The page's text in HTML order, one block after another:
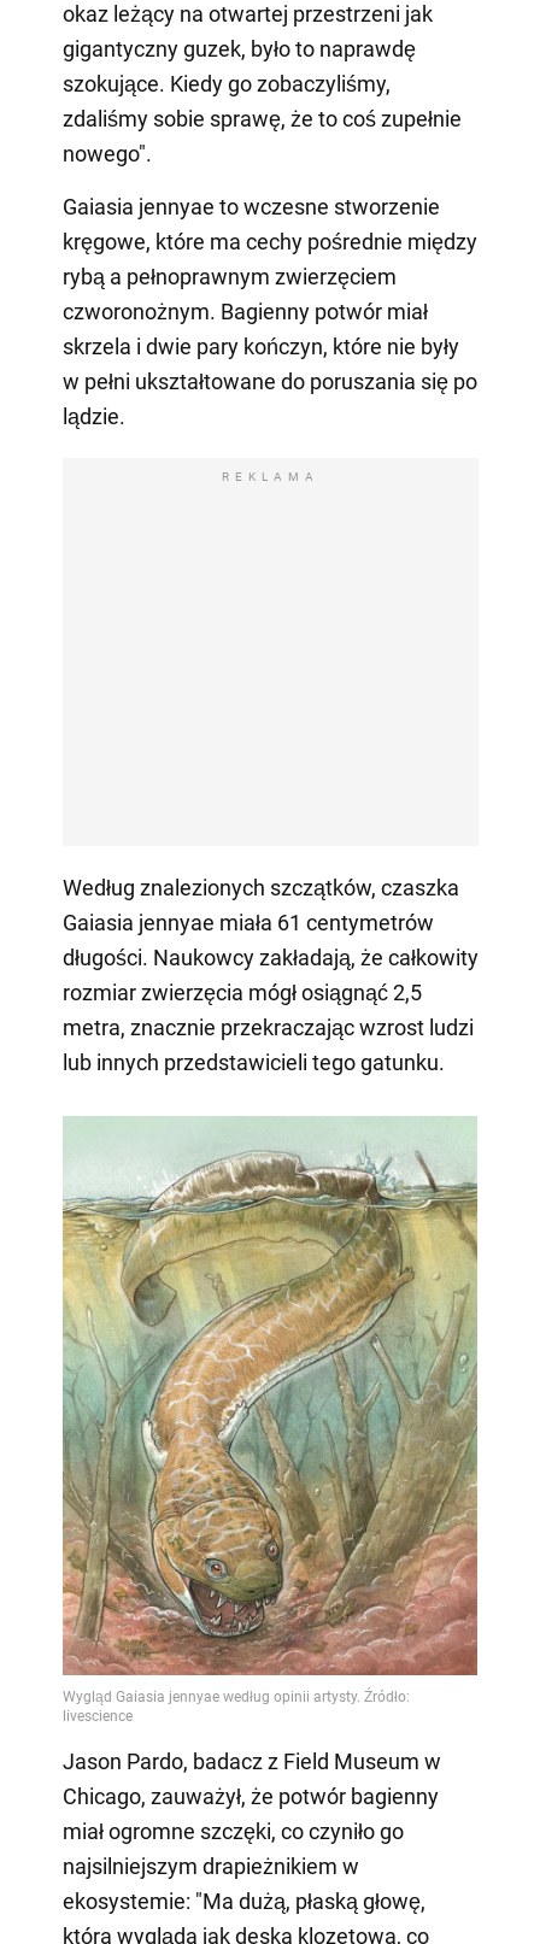
okaz leżący na otwartej przestrzeni jak
gigantyczny guzek, było to naprawdę
szokujące. Kiedy go zobaczyliśmy,
zdaliśmy sobie sprawę, że to coś zupełnie
nowego".
Gaiasia jennyae to wczesne stworzenie
kręgowe, które ma cechy pośrednie między
rybą a pełnoprawnym zwierzęciem
czworonożnym. Bagienny potwór miał
skrzela i dwie pary kończyn, które nie były
w pełni ukształtowane do poruszania się po
lądzie.
REKLAMA
Według znalezionych szczątków, czaszka
Gaiasia jennyae miała 61 centymetrów
długości. Naukowcy zakładają, że całkowity
rozmiar zwierzęcia mógł osiągnąć 2,5
metra, znacznie przekraczając wzrost ludzi
lub innych przedstawicieli tego gatunku.
Jason Pardo, badacz z Field Museum w
Chicago, zauważył, że potwór bagienny
miał ogromne szczęki, co czyniło go
najsilniejszym drapieżnikiem w
ekosystemie: "Ma dużą, płaską głowę,
która wygląda jak deska klozetowa, co